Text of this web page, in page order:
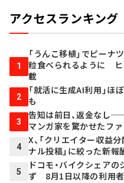
アクセスランキング
1
「うんこ移植」でピーナ
粒食べられるように
載
2
「就活に生成AI利用」
も
3
告知は前日、返金なし
マンガ家を驚かせたフ
4
X、「クリエイター収益
ナル投稿」に絞った新報
5
ドコモ・バイクシェア
ず 8月1日以降の利用者